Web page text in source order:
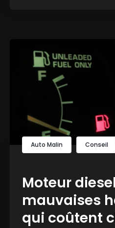
Auto Malin Conseil
Moteur
mauvaises
qui coûtent